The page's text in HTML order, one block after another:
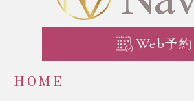
Web予約
HOME